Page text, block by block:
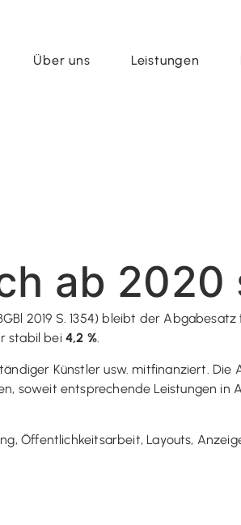
Über uns Leistungen
ab 2020
2019 S. 1354) bleibt der
stabil bei 4,2 %.
Künstler usw. mitfinanziert. Die
soweit entsprechende Leistungen in
Öffentlichkeitsarbeit, Layouts,